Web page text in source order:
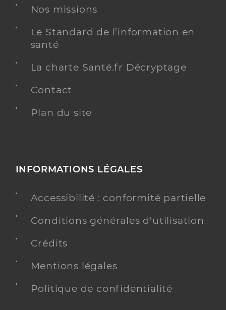
Nos missions
Le Standard de l’information en
santé
La charte Santé.fr Décryptage
Contact
Plan du site
INFORMATIONS LÉGALES
Accessibilité : conformité partielle
Conditions générales d'utilisation
Crédits
Mentions légales
Politique de confidentialité